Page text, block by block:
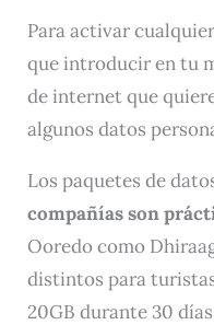
Para activar
que introducir en tu
de internet que
algunos datos
Los paquetes de
compañías son
Ooredo como
distintos para
20GB durante 30